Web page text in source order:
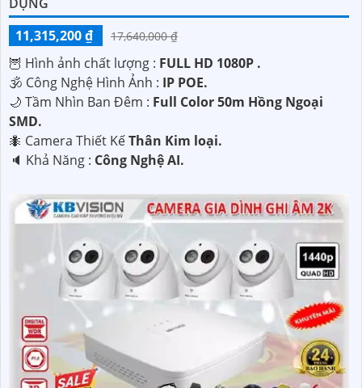
11,315,200 ₫
17,640,000 ₫
🦉 Hình ảnh chất lượng : FULL HD 1080P .
🕉️ Công Nghệ Hình Ảnh : IP POE.
🌙 Tầm Nhìn Ban Đêm : Full Color 50m Hồng Ngoại
SMD.
🐜 Camera Thiết KếThân Kim loại.
️🔈 Khả Năng : Công Nghệ AI.